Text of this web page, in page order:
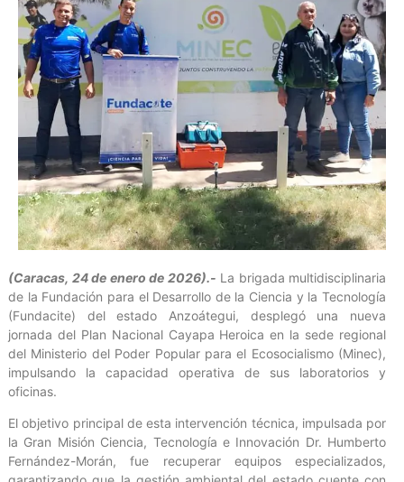
(Caracas, 24 de enero de 2026).- La brigada multidisciplinaria
de la Fundación para el Desarrollo de la Ciencia y la Tecnología
(Fundacite) del estado Anzoátegui, desplegó una nueva
jornada del Plan Nacional Cayapa Heroica en la sede regional
del Ministerio del Poder Popular para el Ecosocialismo (Minec),
impulsando la capacidad operativa de sus laboratorios y
oficinas.
El objetivo principal de esta intervención técnica, impulsada por
la Gran Misión Ciencia, Tecnología e Innovación Dr. Humberto
Fernández-Morán, fue recuperar equipos especializados,